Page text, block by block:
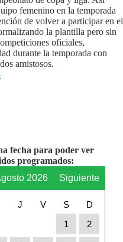
femenino en la temporada
de volver a participar en el
la plantilla pero sin
oficiales,
durante la temporada con
amistosos.
fecha para poder ver
programados:
2026 Siguiente
J V S
D
1
2